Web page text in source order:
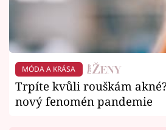
MÓDA A KRÁSA
Trpíte kvůli rouškám
nový fenomén pandemie